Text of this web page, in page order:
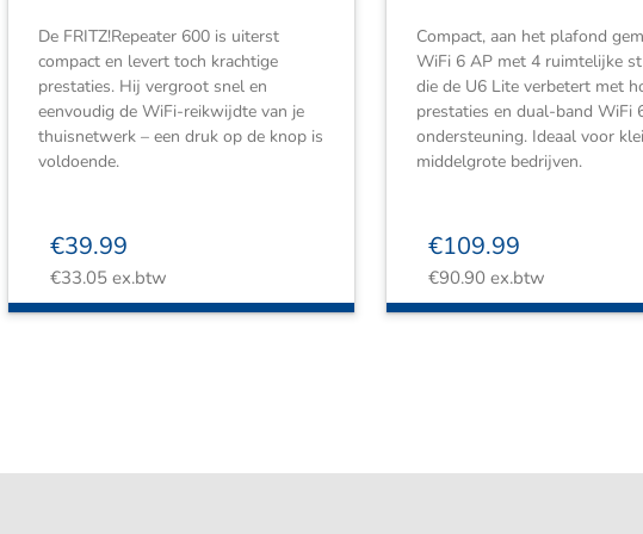
De FRITZ!Repeater 600 is uiterst
compact en levert toch krachtige
prestaties. Hij vergroot snel en
eenvoudig de WiFi-reikwijdte van je
thuisnetwerk – een druk op de knop is
voldoende.
€39.99
€33.05ex.btw
Compact, aan het plafond
WiFi 6 AP met 4 ruimtelijke
die de U6 Lite verbetert met
prestaties en dual-band WiFi
ondersteuning. Ideaal voor
middelgrote bedrijven.
€109.99
€90.90ex.btw